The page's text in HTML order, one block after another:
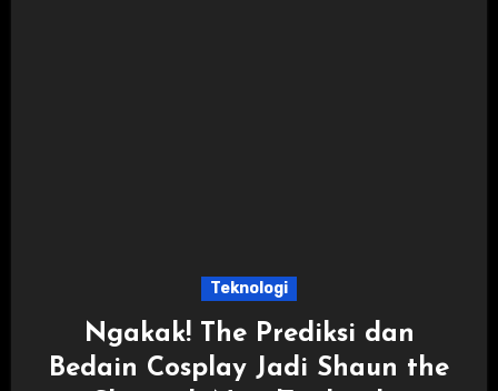
Teknologi
Ngakak! The Prediksi dan
Bedain Cosplay Jadi Shaun the